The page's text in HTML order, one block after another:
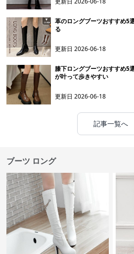
革のロングブーツおすすめ5
る
更新日2026-06-18
膝下ロングブーツおすすめ5
が叶って歩きやすい
更新日2026-06-18
記事一覧へ
ブーツ ロング